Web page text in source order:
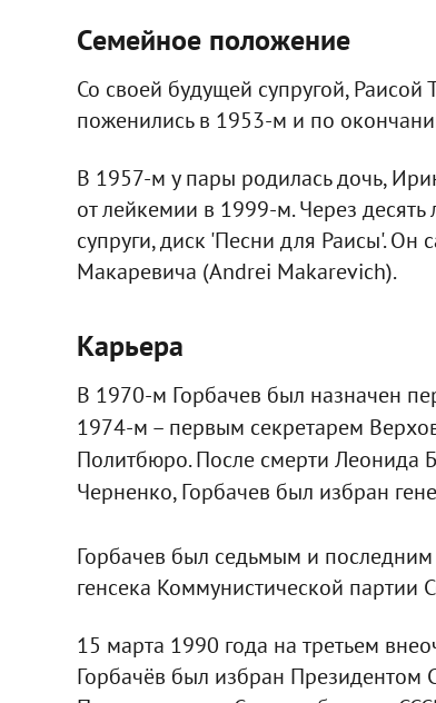
Семейное положение
Со своей будущей супругой,
поженились в 1953-м и по
В 1957-м у пары родилась дочь,
от лейкемии в 1999-м. Через
супруги, диск 'Песни для Раисы'.
Макаревича (Andrei Makarevich).
Карьера
В 1970-м Горбачев был назначен
1974-м – первым секретарем
Политбюро. После смерти Леонида
Черненко, Горбачев был избран
Горбачев был седьмым и
генсека Коммунистической партии
15 марта 1990 года на третьем
Горбачёв был избран Президентом